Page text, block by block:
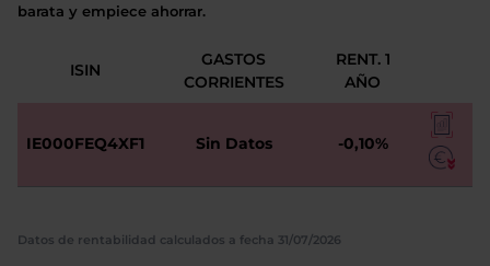
barata y empiece ahorrar.
ISIN
GASTOS
CORRIENTES
RENT. 1
AÑO
IE000FEQ4XF1 Sin Datos -0,10%
Datos de rentabilidad calculados a fecha 31/07/2026